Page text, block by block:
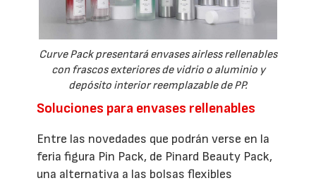
Curve Pack presentará envases airless rellenables
con frascos exteriores de vidrio o aluminio y
depósito interior reemplazable de PP.
Soluciones para envases rellenables
Entre las novedades que podrán verse en la
feria figura Pin Pack, de Pinard Beauty Pack,
una alternativa a las bolsas flexibles